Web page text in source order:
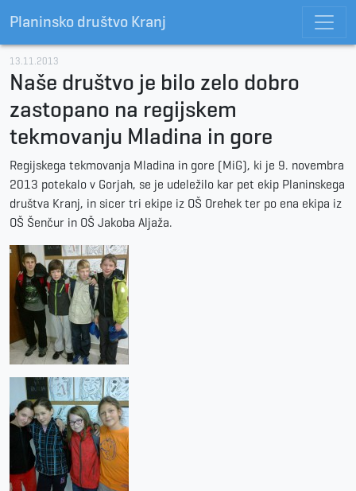
Planinsko društvo Kranj
13.11.2013
Naše društvo je bilo zelo dobro
zastopano na regijskem
tekmovanju Mladina in gore
Regijskega tekmovanja Mladina in gore (MiG), ki je 9. novembra
2013 potekalo v Gorjah, se je udeležilo kar pet ekip Planinskega
društva Kranj, in sicer tri ekipe iz OŠ Orehek ter po ena ekipa iz
OŠ Šenčur in OŠ Jakoba Aljaža.